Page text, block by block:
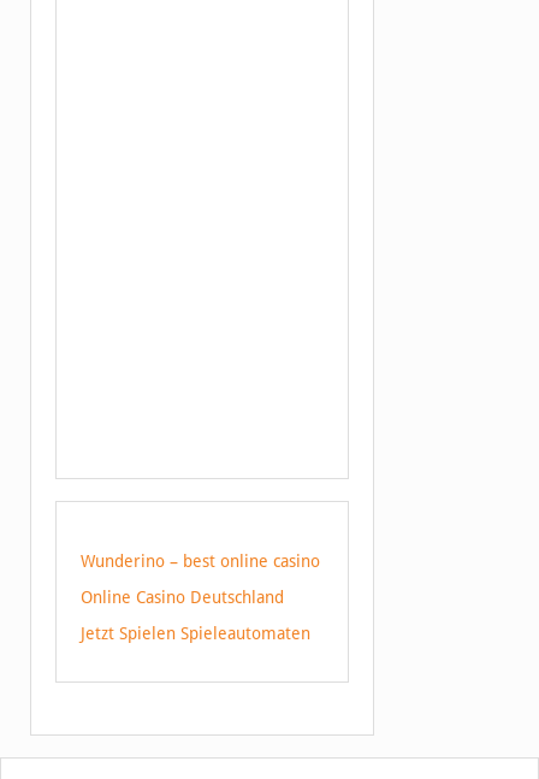
Wunderino – best online casino
Online Casino Deutschland
Jetzt Spielen Spieleautomaten